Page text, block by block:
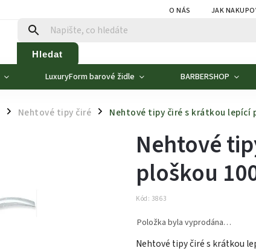
O NÁS JAK
Hledat
LuxuryForm barové židle BARBERSHOP
/ Nehtové tipy čiré / Nehtové tipy čiré s krátkou lepící
Nehtové
ploškou
Kód: 3863
Položka byla vyprodána…
Nehtové tipy čiré s krátkou